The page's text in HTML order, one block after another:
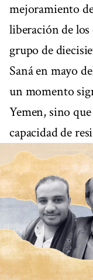
mejoramiento
liberación de los
grupo de
Saná en mayo
un momento
Yemen, sino
capacidad de